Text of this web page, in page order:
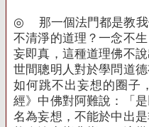
◎
那一個法門都是教
不清淨的道理？一念不
妄即真，這種道理佛不
世間聰明人對於學問道
如何跳不出妄想的圈子
經》中佛對阿難說：「
名為妄想，不能於中出